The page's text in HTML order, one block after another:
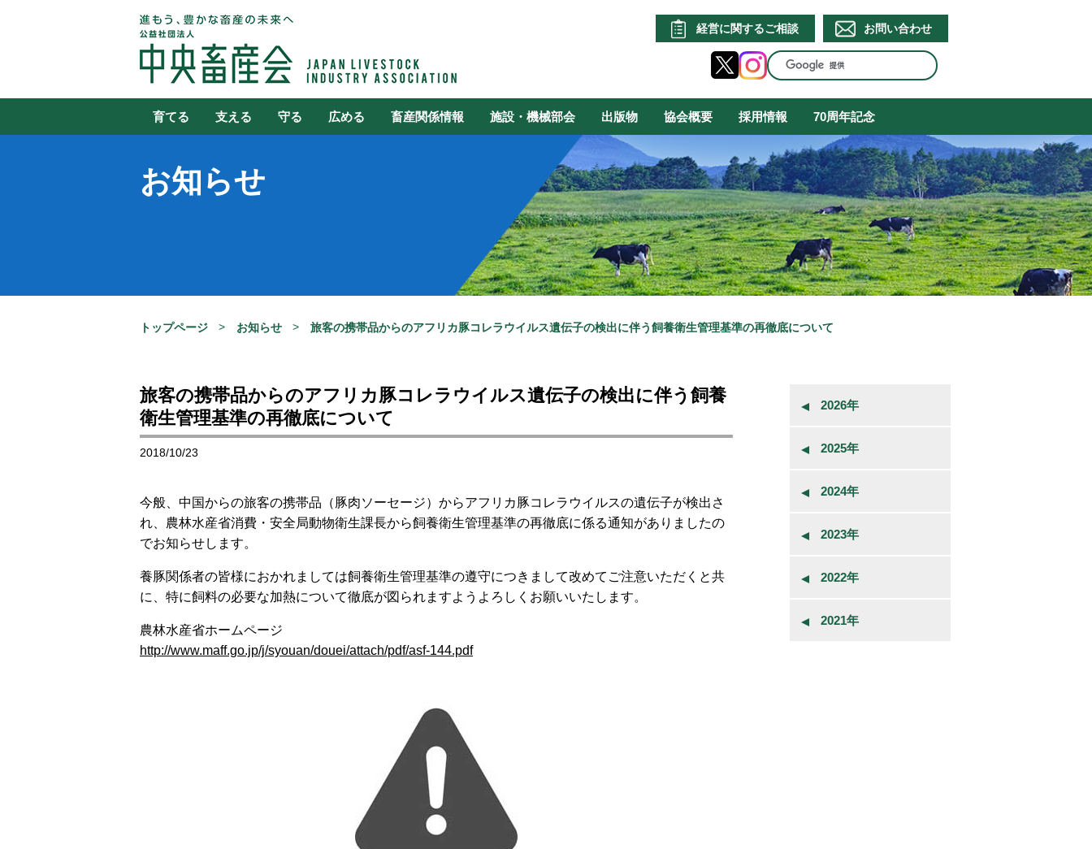
経営に関するご相談 お問い合わせ
育てる 支える 守る 広める 畜産関係情報 施設・機械部会 出版物 協会概要 採用情報 70周年記念
お知らせ
トップページ お知らせ 旅客の携帯品からのアフリカ豚コレラウイルス遺伝子の検出に伴う飼養衛生管理基準の再徹底について
旅客の携帯品からのアフリカ豚コレラウイルス遺伝子の検出に伴う飼養
衛生管理基準の再徹底について
2018/10/23
今般、中国からの旅客の携帯品（豚肉ソーセージ）からアフリカ豚コレラウイルスの遺伝子が検出さ
れ、農林水産省消費・安全局動物衛生課長から飼養衛生管理基準の再徹底に係る通知がありましたの
でお知らせします。
養豚関係者の皆様におかれましては飼養衛生管理基準の遵守につきまして改めてご注意いただくと共
に、特に飼料の必要な加熱について徹底が図られますようよろしくお願いいたします。
農林水産省ホームページ
http://www.maff.go.jp/j/syouan/douei/attach/pdf/asf-144.pdf
2026年
2025年
2024年
2023年
2022年
2021年